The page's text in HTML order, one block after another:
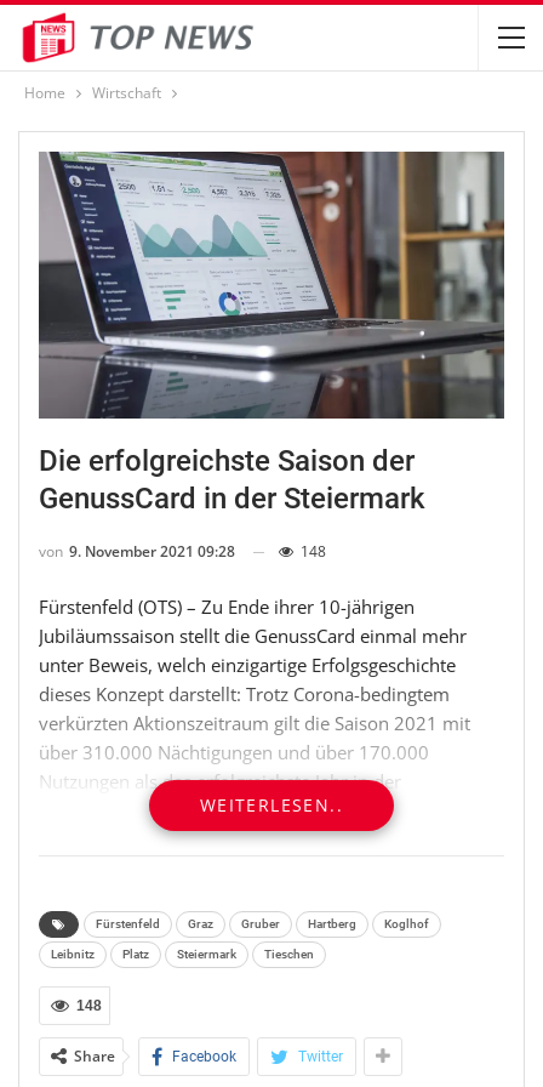
Home Wirtschaft
Die erfolgreichste Saison der
GenussCard in der Steiermark
von 9. November 2021 09:28 148
Fürstenfeld (OTS) – Zu Ende ihrer 10-jährigen
Jubiläumssaison stellt die GenussCard einmal mehr
unter Beweis, welch einzigartige Erfolgsgeschichte
dieses Konzept darstellt: Trotz Corona-bedingtem
verkürzten Aktionszeitraum gilt die Saison 2021 mit
über 310.000 Nächtigungen und über 170.000
Nutzungen als das erfolgreichste Jahr in der
GenussCard-Geschichte. Ausruhen möchte sich auf
diesem Erfolg jedoch niemand. Deshalb gibt es bereits
Seit die GenussCard 2012 ins Leben gerufen wurde hat
sich einiges getan: Mittlerweile ist sie die Karte mit den
meisten Inklusivleistungen Österreichs und bündelt
touristische Angebote von drei Regionen, dem
Thermen- und Vulkanland, der Oststeiermark und der
WEITERLESEN..
Fürstenfeld Graz Gruber Hartberg Koglhof
Leibnitz Platz Steiermark Tieschen
148
Share Facebook Twitter